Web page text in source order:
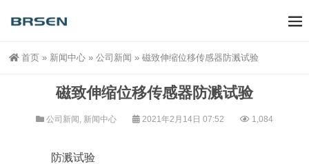
首页 » 新闻中心 » 公司新闻 » 磁致伸缩位移传感器防溅试验
磁致伸缩位移传感器防溅试验
公司新闻 , 新闻中心 2021年2月14日 07:52 1,084
防溅试验